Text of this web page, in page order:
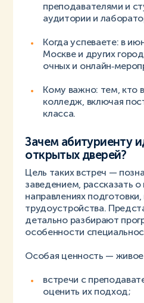
преподавателями и
аудитории и
Когда успеваете: в
Москве и других
очных и
Кому важно: тем, кто
колледж, включая
класса.
Зачем абитуриенту
открытых дверей?
Цель таких встреч —
заведением, рассказать о
направлениях
трудоустройства.
детально разбирают
особенности
Особая ценность —
встречи с
оценить их подход;